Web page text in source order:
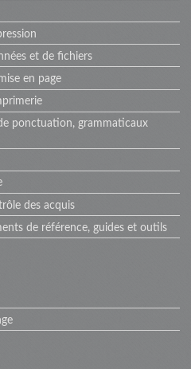
et de fichiers
en page
ponctuation, grammaticaux
des acquis
de référence, guides et outils